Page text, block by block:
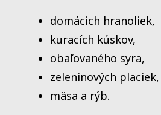
domácich hranoliek,
kuracích kúskov,
obaľovaného syra,
zeleninových placiek,
mäsa a rýb.